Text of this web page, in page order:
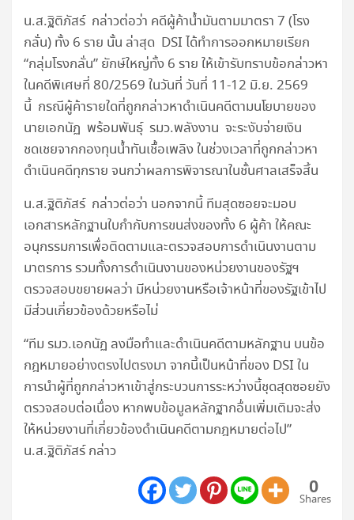
น.ส.ฐิติภัสร์ กล่าวต่อว่า คดีผู้ค้าน้ำมันตามมาตรา 7 (โรง
กลั่น) ทั้ง 6 ราย นั้น ล่าสุด DSI ได้ทำการออกหมายเรียก
“กลุ่มโรงกลั่น” ยักษ์ใหญ่ทั้ง 6 ราย ให้เข้ารับทราบข้อกล่าวหา
ในคดีพิเศษที่ 80/2569 ในวันที่ วันที่ 11-12 มิ.ย. 2569
นี้ กรณีผู้ค้ารายใดที่ถูกกล่าวหาดำเนินคดีตามนโยบายของ
นายเอกนัฏ พร้อมพันธุ์ รมว.พลังงาน จะระงับจ่ายเงิน
ชดเชยจากกองทุนน้ำทันเชื้อเพลิง ในช่วงเวลาที่ถูกกล่าวหา
ดำเนินคดีทุกราย จนกว่าผลการพิจารณาในชั้นศาลเสร็จสิ้น
น.ส.ฐิติภัสร์ กล่าวต่อว่า นอกจากนี้ ทีมสุดซอยจะมอบ
เอกสารหลักฐานใบกำกับการขนส่งของทั้ง 6 ผู้ค้า ให้คณะ
อนุกรรมการเพื่อติดตามและตรวจสอบการดำเนินงานตาม
มาตรการ รวมทั้งการดำเนินงานของหน่วยงานของรัฐฯ
ตรวจสอบขยายผลว่า มีหน่วยงานหรือเจ้าหน้าที่ของรัฐเข้าไป
มีส่วนเกี่ยวข้องด้วยหรือไม่
“ทีม รมว.เอกนัฏ ลงมือทำและดำเนินคดีตามหลักฐาน บนข้อ
กฎหมายอย่างตรงไปตรงมา จากนี้เป็นหน้าที่ของ DSI ใน
การนำผู้ที่ถูกกล่าวหาเข้าสู่กระบวนการระหว่างนี้ชุดสุดซอยยัง
ตรวจสอบต่อเนื่อง หากพบข้อมูลหลักฐากอื่นเพิ่มเติมจะส่ง
ให้หน่วยงานที่เกี่ยวข้องดำเนินคดีตามกฎหมายต่อไป”
น.ส.ฐิติภัสร์ กล่าว
0
Shares